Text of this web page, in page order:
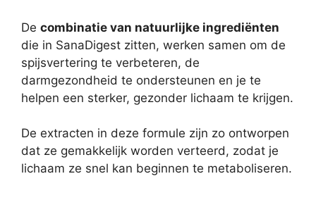
De combinatie van natuurlijke ingrediënten
die in SanaDigest zitten, werken samen om de
spijsvertering te verbeteren, de
darmgezondheid te ondersteunen en je te
helpen een sterker, gezonder lichaam te krijgen.
De extracten in deze formule zijn zo ontworpen
dat ze gemakkelijk worden verteerd, zodat je
lichaam ze snel kan beginnen te metaboliseren.